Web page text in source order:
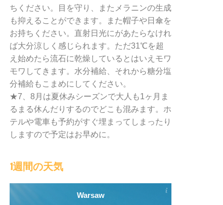
ちください。目を守り、またメラニンの生成
も抑えることができます。また帽子や日傘を
お持ちください。直射日光にがあたらなけれ
ば大分涼しく感じられます。ただ31℃を超
え始めたら流石に乾燥しているとはいえモワ
モワしてきます。水分補給、それから糖分塩
分補給もこまめにしてください。
★7、8月は夏休みシーズンで大人も1ヶ月ま
るまる休んだりするのでどこも混みます。ホ
テルや電車も予約がすぐ埋まってしまったり
しますので予定はお早めに。
1週間の天気
Warsaw